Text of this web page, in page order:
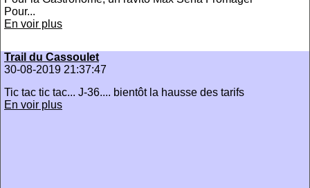
Pour...
En voir plus
Trail du Cassoulet
30-08-2019 21:37:47
Tic tac tic tac... J-36.... bientôt la hausse des tarifs
En voir plus